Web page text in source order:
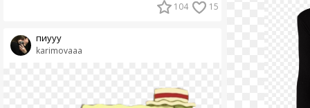
104 15
karimovaaa
пиууу